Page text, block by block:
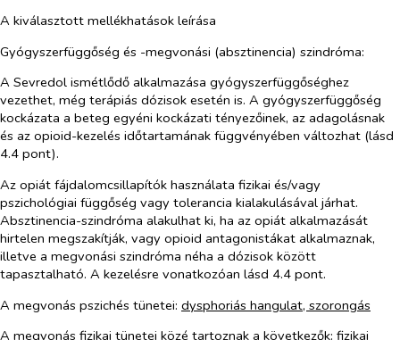
A kiválasztott mellékhatások leírása
Gyógyszerfüggőség és -megvonási (absztinencia) szindróma:
A Sevredol ismétlődő alkalmazása gyógyszerfüggőséghez
vezethet, még terápiás dózisok esetén is. A gyógyszerfüggőség
kockázata a beteg egyéni kockázati tényezőinek, az adagolásnak
és az opioid-kezelés időtartamának függvényében változhat (lásd
4.4 pont).
Az opiát fájdalomcsillapítók használata fizikai és/vagy
pszichológiai függőség vagy tolerancia kialakulásával járhat.
Absztinencia-szindróma alakulhat ki, ha az opiát alkalmazását
hirtelen megszakítják, vagy opioid antagonistákat alkalmaznak,
illetve a megvonási szindróma néha a dózisok között
tapasztalható. A kezelésre vonatkozóan lásd 4.4 pont.
A megvonás pszichés tünetei: dysphoriás hangulat, szorongás
A megvonás fizikai tünetei közé tartoznak a következők: fizikai